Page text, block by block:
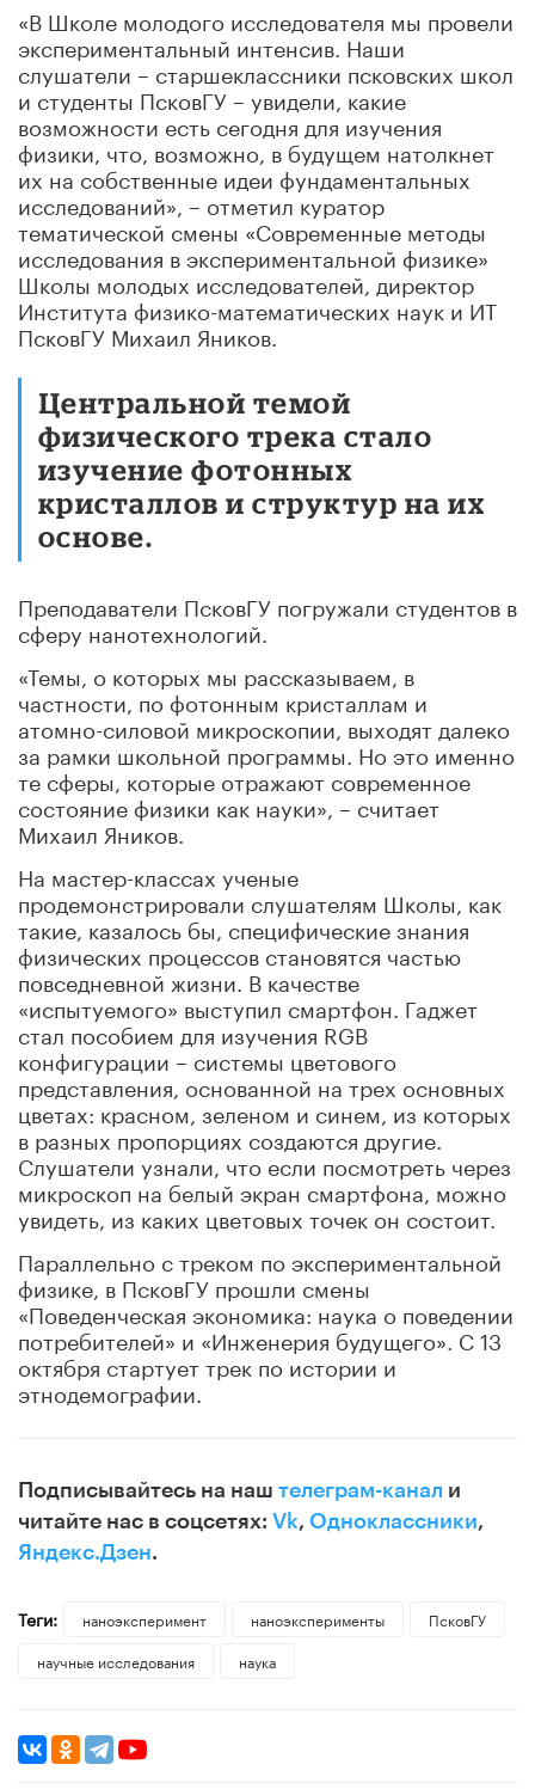
«В Школе молодого исследователя мы провели
экспериментальный интенсив. Наши
слушатели – старшеклассники псковских школ
и студенты ПсковГУ – увидели, какие
возможности есть сегодня для изучения
физики, что, возможно, в будущем натолкнет
их на собственные идеи фундаментальных
исследований», – отметил куратор
тематической смены «Современные методы
исследования в экспериментальной физике»
Школы молодых исследователей, директор
Института физико-математических наук и ИТ
ПсковГУ Михаил Яников.
Центральной темой
физического трека стало
изучение фотонных
кристаллов и структур на их
основе.
Преподаватели ПсковГУ погружали студентов в
сферу нанотехнологий.
«Темы, о которых мы рассказываем, в
частности, по фотонным кристаллам и
атомно-силовой микроскопии, выходят далеко
за рамки школьной программы. Но это именно
те сферы, которые отражают современное
состояние физики как науки», – считает
Михаил Яников.
На мастер-классах ученые
продемонстрировали слушателям Школы, как
такие, казалось бы, специфические знания
физических процессов становятся частью
повседневной жизни. В качестве
«испытуемого» выступил смартфон. Гаджет
стал пособием для изучения RGB
конфигурации – системы цветового
представления, основанной на трех основных
цветах: красном, зеленом и синем, из которых
в разных пропорциях создаются другие.
Слушатели узнали, что если посмотреть через
микроскоп на белый экран смартфона, можно
увидеть, из каких цветовых точек он состоит.
Параллельно с треком по экспериментальной
физике, в ПсковГУ прошли смены
«Поведенческая экономика: наука о поведении
потребителей» и «Инженерия будущего». С 13
октября стартует трек по истории и
этнодемографии.
Подписывайтесь на наш телеграм-канал и
читайте нас в соцсетях: Vk, Одноклассники,
Яндекс.Дзен.
Теги: наноэксперимент наноэксперименты
ПсковГУ
научные исследования
наука